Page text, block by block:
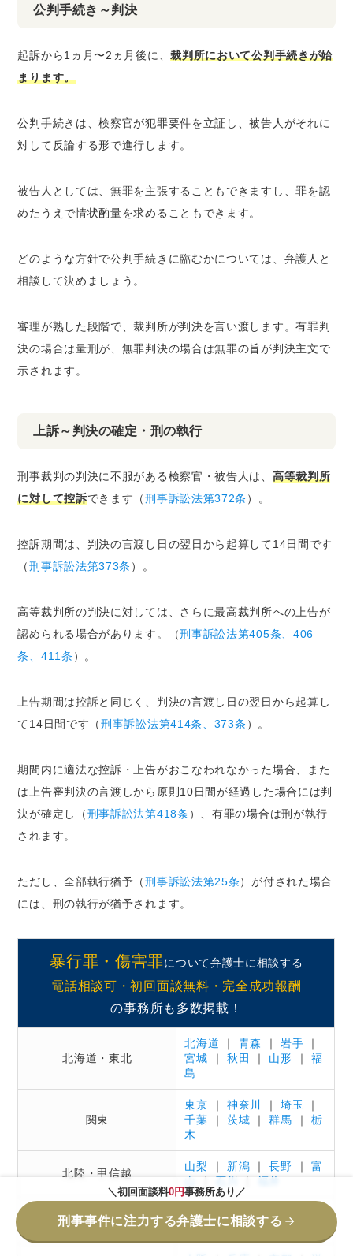
公判手続き～判決
起訴から1ヵ月〜2ヵ月後に、裁判所において公判手続きが始
まります。
公判手続きは、検察官が犯罪要件を立証し、被告人がそれに
対して反論する形で進行します。
被告人としては、無罪を主張することもできますし、罪を認
めたうえで情状酌量を求めることもできます。
どのような方針で公判手続きに臨むかについては、弁護人と
相談して決めましょう。
審理が熟した段階で、裁判所が判決を言い渡します。有罪判
決の場合は量刑が、無罪判決の場合は無罪の旨が判決主文で
示されます。
上訴～判決の確定・刑の執行
刑事裁判の判決に不服がある検察官・被告人は、 高等裁判所
に対して控訴できます（刑事訴訟法第372条 ）。
控訴期間は、判決の言渡し日の翌日から起算して14日間です
（刑事訴訟法第373条 ）。
高等裁判所の判決に対しては、さらに最高裁判所への上告が
認められる場合があります。（刑事訴訟法第405条、406
条、411条 ）。
上告期間は控訴と同じく、判決の言渡し日の翌日から起算し
て14日間です（刑事訴訟法第414条、373条 ）。
期間内に適法な控訴・上告がおこなわれなかった場合、また
は上告審判決の言渡しから原則10日間が経過した場合には判
決が確定し（刑事訴訟法第418条 ）、有罪の場合は刑が執行
されます。
ただし、全部執行猶予（刑事訴訟法第25条）が付された場合
には、刑の執行が猶予されます。
暴行罪・傷害罪について弁護士に相談する
電話相談可・初回面談無料・完全成功報酬
の事務所も多数掲載！
北海道・東北
北海道 ｜ 青森 ｜岩手 ｜
宮城 ｜ 秋田 ｜ 山形 ｜ 福
島
関東
東京 ｜ 神奈川 ｜埼玉
｜
千葉 ｜ 茨城 ｜群馬 ｜ 栃
木
北陸・甲信越
山梨 ｜ 新潟 ｜長野 ｜ 富
山
｜ 石川 ｜ 福井
東海
愛知 ｜ 岐阜 ｜
重
＼初回面談料0円事務所あり／
刑事事件に注力する弁護士に相談する